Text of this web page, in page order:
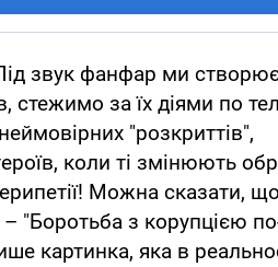
звук фанфар ми
стежимо за їх діями по
"розкриттів",
коли ті змінюють
Можна сказати,
– "Боротьба з корупцією
картинка, яка в